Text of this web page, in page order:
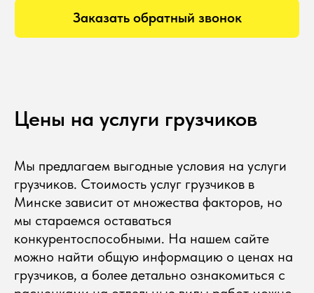
Цены на услуги грузчиков
Мы предлагаем выгодные условия на услуги
грузчиков. Стоимость услуг грузчиков в
Минске зависит от множества факторов, но
мы стараемся оставаться
конкурентоспособными. На нашем сайте
можно найти общую информацию о ценах на
грузчиков, а более детально ознакомиться с